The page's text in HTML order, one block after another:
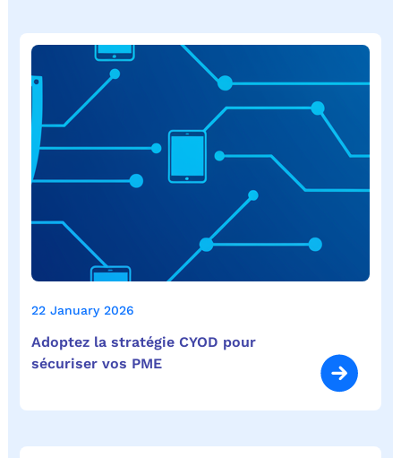
22 January 2026
Adoptez la stratégie CYOD pour
sécuriser vos PME